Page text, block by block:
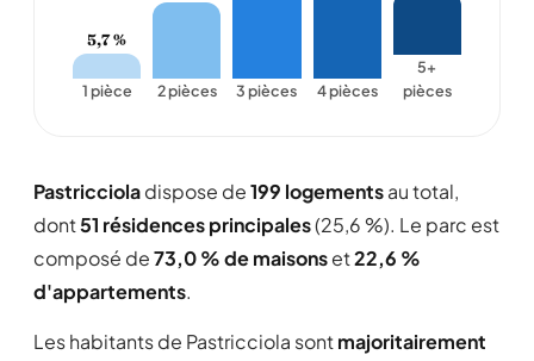
5,7 %
1 pièce 2 pièces 3 pièces 4 pièces
5+
pièces
Pastriccioladispose de199 logementsau total,
dont51 résidences principales(25,6 %). Le parc est
composé de73,0 % de maisonset22,6 %
d'appartements.
Les habitants de Pastricciola sontmajoritairement